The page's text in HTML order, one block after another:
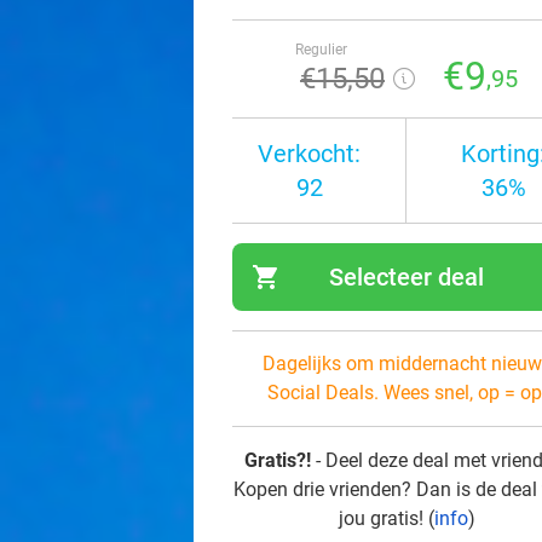
Regulier
€15,50 €9,95
Verkocht:
92
36%
shopping_cart Selecteer deal
Dagelijks om middernacht
Social Deals. Wees snel, op =
Gratis?! - Deel deze deal met
Kopen drie vrienden? Dan is de
jou gratis! (info)